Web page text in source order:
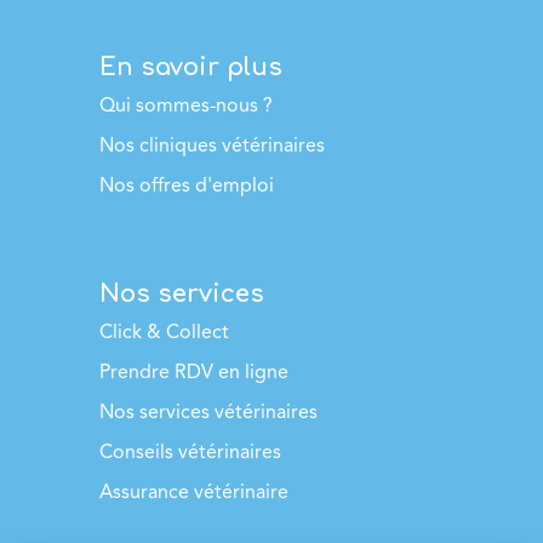
En savoir plus
Qui sommes-nous ?
Nos cliniques vétérinaires
Nos offres d'emploi
Nos services
Click & Collect
Prendre RDV en ligne
Nos services vétérinaires
Conseils vétérinaires
Assurance vétérinaire